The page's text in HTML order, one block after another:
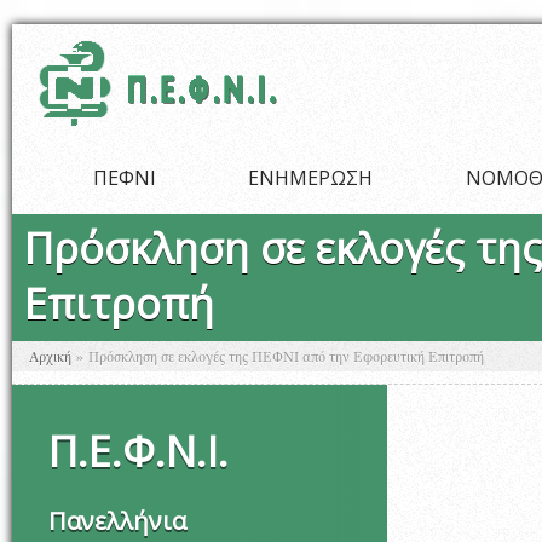
ΠΕΦΝΙ ΕΝΗΜΕΡΩΣΗ
Πρόσκληση σε εκλογές
Επιτροπή
Είστε εδώ
Αρχική » Πρόσκληση σε εκλογές της ΠΕΦΝΙ από την Εφορευτική Επιτροπή
Π.Ε.Φ.Ν.Ι.
Πανελλήνια